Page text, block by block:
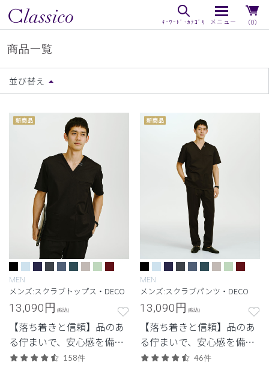
（0）
商品一覧
並び替え
MEN
メンズ:スクラブトップス・DECO
13,090円 (税込)
【落ち着きと信頼】品のあ
る佇まいで、安心感を備え
た定番シリーズ。
158件
MEN
メンズ:スクラブパンツ・DECO
13,090円 (税込)
【落ち着きと信頼】品のあ
る佇まいで、安心感を備え
た定番シリーズ。
46件